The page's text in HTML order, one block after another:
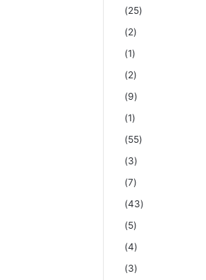
(25)
(2)
(1)
(2)
(9)
(1)
(55)
(3)
(7)
(43)
(5)
(4)
(3)